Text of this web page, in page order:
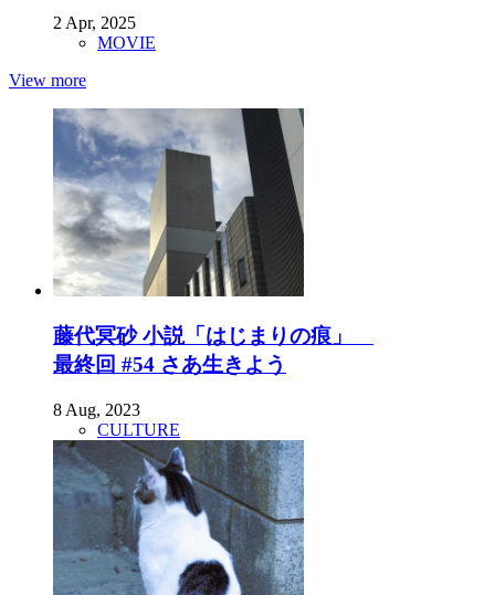
2 Apr, 2025
MOVIE
View more
藤代冥砂 小説「はじまりの痕」
最終回 #54 さあ生きよう
8 Aug, 2023
CULTURE